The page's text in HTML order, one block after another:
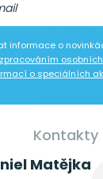
informace o
zpracováním
o speciálních
Kontakty
Matějka